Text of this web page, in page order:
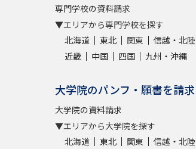
専門学校の資料請求
▼エリアから専門学校を探す
北海道
東北 関東 信越・北陸
近畿
中国 四国 九州・沖縄
大学院のパンフ・願書を請求
大学院の資料請求
▼エリアから大学院を探す
北海道
東北 関東 信越・北陸